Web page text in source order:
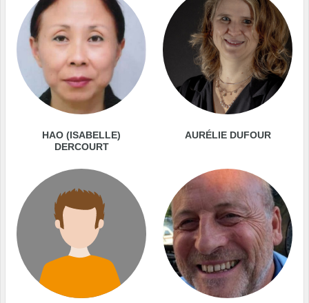
HAO (ISABELLE)
DERCOURT
AURÉLIE DUFOUR